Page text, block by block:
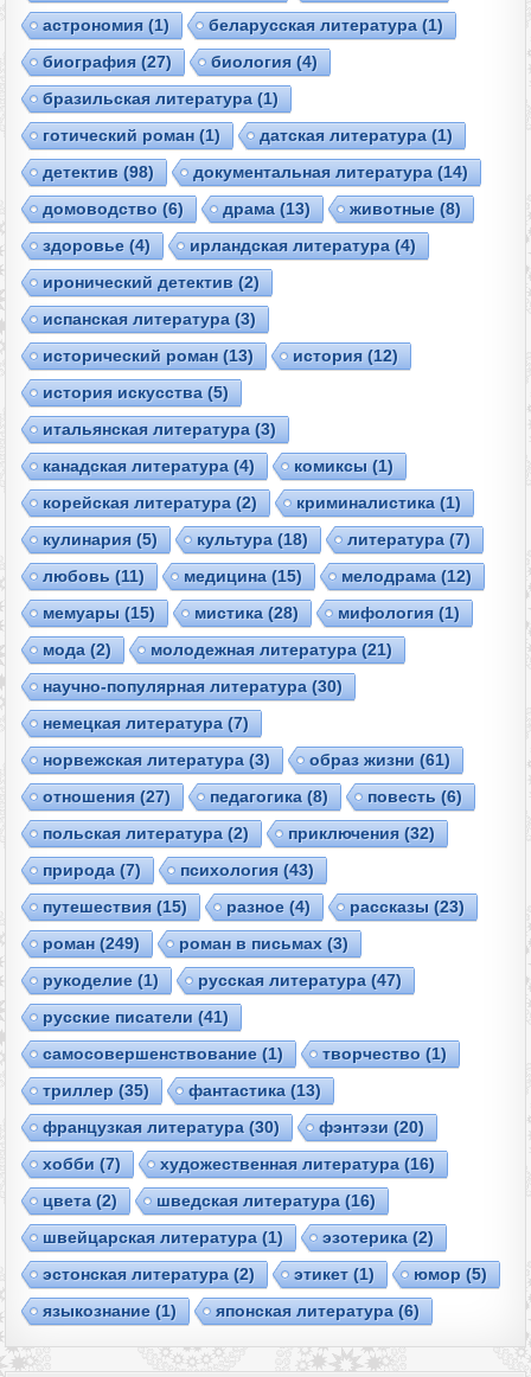
астрономия (1) беларусская литература (1)
биография (27) биология (4)
бразильская литература (1)
готический роман (1) датская литература (1)
детектив (98) документальная литература (14)
домоводство (6) драма (13) животные (8)
здоровье (4) ирландская литература (4)
иронический детектив (2)
испанская литература (3)
исторический роман (13) история (12)
история искусства (5)
итальянская литература (3)
канадская литература (4) комиксы (1)
корейская литература (2) криминалистика (1)
кулинария (5) культура (18) литература (7)
любовь (11) медицина (15) мелодрама (12)
мемуары (15) мистика (28) мифология (1)
мода (2) молодежная литература (21)
научно-популярная литература (30)
немецкая литература (7)
норвежская литература (3) образ жизни (61)
отношения (27) педагогика (8) повесть (6)
польская литература (2) приключения (32)
природа (7) психология (43)
путешествия (15) разное (4) рассказы (23)
роман (249) роман в письмах (3)
рукоделие (1) русская литература (47)
русские писатели (41)
самосовершенствование (1) творчество (1)
триллер (35) фантастика (13)
французкая литература (30) фэнтэзи (20)
хобби (7) художественная литература (16)
цвета (2) шведская литература (16)
швейцарская литература (1) эзотерика (2)
эстонская литература (2) этикет(1) юмор (5)
языкознание (1) японская литература (6)